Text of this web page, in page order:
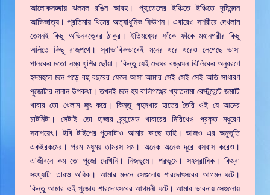
আলোকসজ্জায় ঝলমল রঙিন আবহ। প্যান্ডেলের ইঞ্চিতে ইঞ্চিতে দৃষ্টিনন্দন
আভিজাত্য। প্রতিমায় থিমের অত্যাধুনিক ফিউশন। এবারেও সশরীরে দেখলাম
তেমনই কিছু অভিনবত্বের ঠাকুর। ইতিমধ্যের ফাঁকে ফাঁকে মহানগরীর কিছু
অলিতে কিছু রাজপথে। স্বাভাবিকভাবেই মনের থরে থরেও লেগেছে ভাসা
পালকের মতো নম্র খুশির ছোঁয়া। কিন্তু যেই মেঘের বজ্রঘন ঝিলিকের অনুররণে
হৃদমহলে মনে পড়ে বহু বছরের ফেলে আসা আমার সেই সেই সেই অতি সাধারণ
পুজোটার নানান উপকথা। তখনই মনে হয় বালিগঞ্জের খ্যাতনামা রেস্টুরেন্টে জমাটি
খাবার তো খেলাম জুৎ করে। কিন্তু গৃহসখার হাতের তৈরি ওই যে আমের
চাটনিটা। সেটাই তো হাজার ব্র্যান্ডেড খাবারের নিরিখেও প্রকৃত মধুরেণ
সমাপয়েৎ। ইবি টাইপের পুজোটাও আমার কাছে তাই। আজও এর অনুভূতি
একইরকমের। পরম মধুময় তামরস সম। অনেক অনেক দূরে বসবাস করেও।
এ'জীবনে কম তো পুজো দেখিনি। নিজভূমে। পরভূমে। সহস্রাধিক। কিম্বা
সংখ্যাটা তারও অধিক। আমার মননে সেগুলোয় শারদোৎসবের আগমন ঘটে।
কিন্তু আমার ওই পুজোয় শারদোৎসবের আগমনী ঘটে। আমার ভাবনায় সেগুলোয়